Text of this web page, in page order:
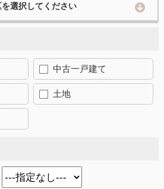
選択してください
中古一戸建て
土地